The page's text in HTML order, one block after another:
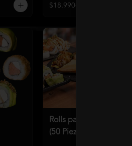
$18.990$21.586
Rolls para 4 Premium
(50 Piezas)